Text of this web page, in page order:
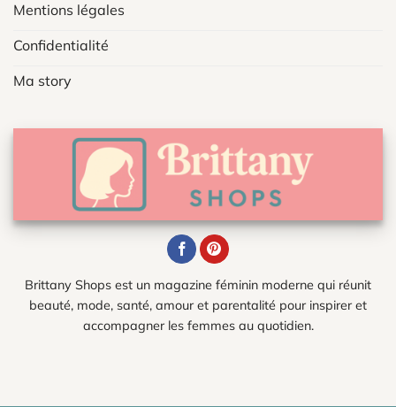
Mentions légales
Confidentialité
Ma story
Brittany Shops est un magazine féminin moderne qui réunit
beauté, mode, santé, amour et parentalité pour inspirer et
accompagner les femmes au quotidien.